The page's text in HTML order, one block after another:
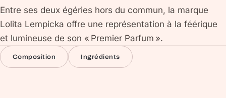
Entre ses deux égéries hors du commun, la marque
Lolita Lempicka offre une représentation à la féérique
et lumineuse de son « Premier Parfum ».
Composition Ingrédients